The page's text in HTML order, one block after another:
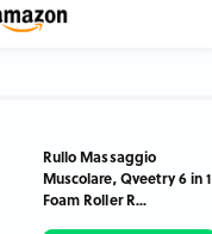
Rullo Massaggio
Muscolare, Qveetry 6 in 1
Foam Roller R...